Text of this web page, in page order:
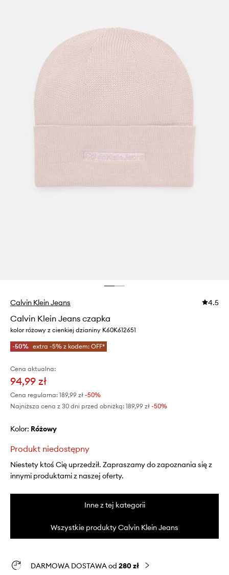
Calvin Klein Jeans 4.5
Calvin Klein Jeans czapka
kolor różowy z cienkiej dzianiny K60K612651
-50% extra -5% z kodem: OFF*
Cena aktualna:
94,99 zł
Cena regularna: 189,99 zł -50%
Najniższa cena z 30 dni przed obniżką: 189,99 zł -50%
Kolor: różowy
Produkt niedostępny
Niestety ktoś Cię uprzedził. Zapraszamy do zapoznania się z
innymi produktami z naszej oferty.
Inne z tej kategorii
Wszystkie produkty Calvin Klein Jeans
DARMOWA DOSTAWA od 280 zł